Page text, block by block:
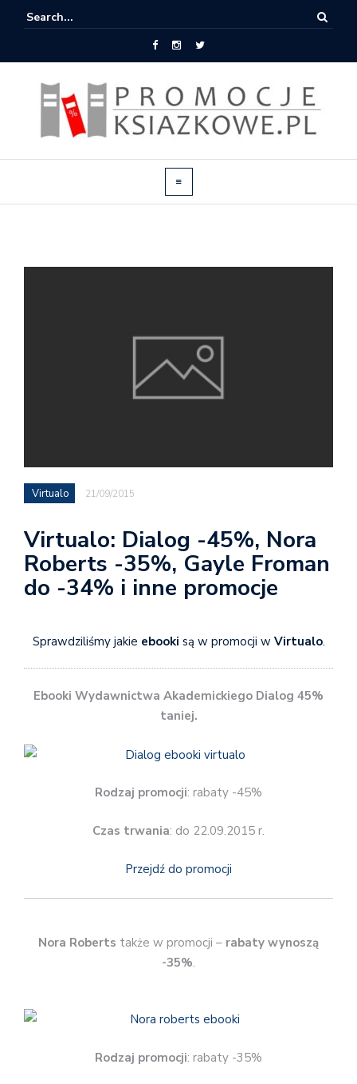
Virtualo 21/09/2015
Virtualo: Dialog -45%, Nora
Roberts -35%, Gayle Froman
do -34% i inne promocje
Sprawdziliśmy jakie ebooki są w promocji w Virtualo.
Ebooki Wydawnictwa Akademickiego Dialog 45%
taniej.
Rodzaj promocji: rabaty -45%
Czas trwania: do 22.09.2015 r.
Przejdź do promocji
Nora Roberts także w promocji – rabaty wynoszą
-35%.
Rodzaj promocji: rabaty -35%